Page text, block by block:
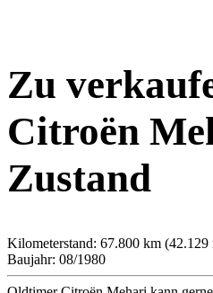
Zu
Citroën
Zustand
Kilometerstand: 67.800 km
Baujahr: 08/1980